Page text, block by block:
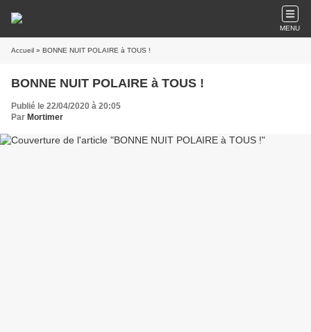
MENU
Accueil » BONNE NUIT POLAIRE à TOUS !
BONNE NUIT POLAIRE à TOUS !
Publié le 22/04/2020 à 20:05
Par Mortimer